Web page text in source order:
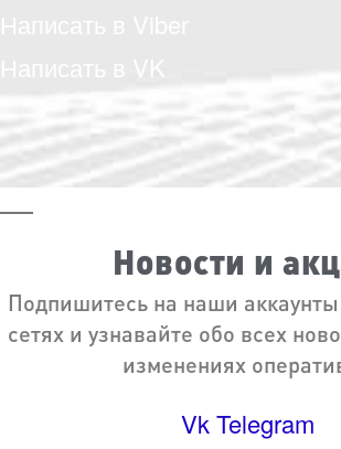
Написать в VK
Новости и
Подпишитесь на наши
сетях и узнавайте обо всех
изменениях
Vk Telegram